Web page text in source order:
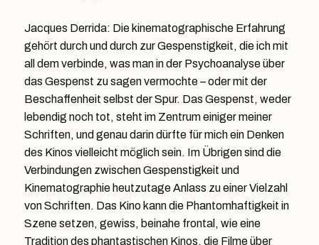
Jacques Derrida: Die kinematographische Erfahrung
gehört durch und durch zur Gespenstigkeit, die ich mit
all dem verbinde, was man in der Psychoanalyse über
das Gespenst zu sagen vermochte – oder mit der
Beschaffenheit selbst der Spur. Das Gespenst, weder
lebendig noch tot, steht im Zentrum einiger meiner
Schriften, und genau darin dürfte für mich ein Denken
des Kinos vielleicht möglich sein. Im Übrigen sind die
Verbindungen zwischen Gespenstigkeit und
Kinematographie heutzutage Anlass zu einer Vielzahl
von Schriften. Das Kino kann die Phantomhaftigkeit in
Szene setzen, gewiss, beinahe frontal, wie eine
Tradition des phantastischen Kinos, die Filme über